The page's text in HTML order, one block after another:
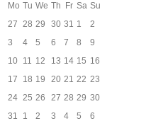
Mo Tu We Th Fr Sa Su
27 28 29 30 31 1
2
3
4 5 6 7 8
9
10 11 12 13 14 15 16
17
18 19 20 21 22 23
24 25 26 27 28 29 30
31
1 2 3 4 5 6